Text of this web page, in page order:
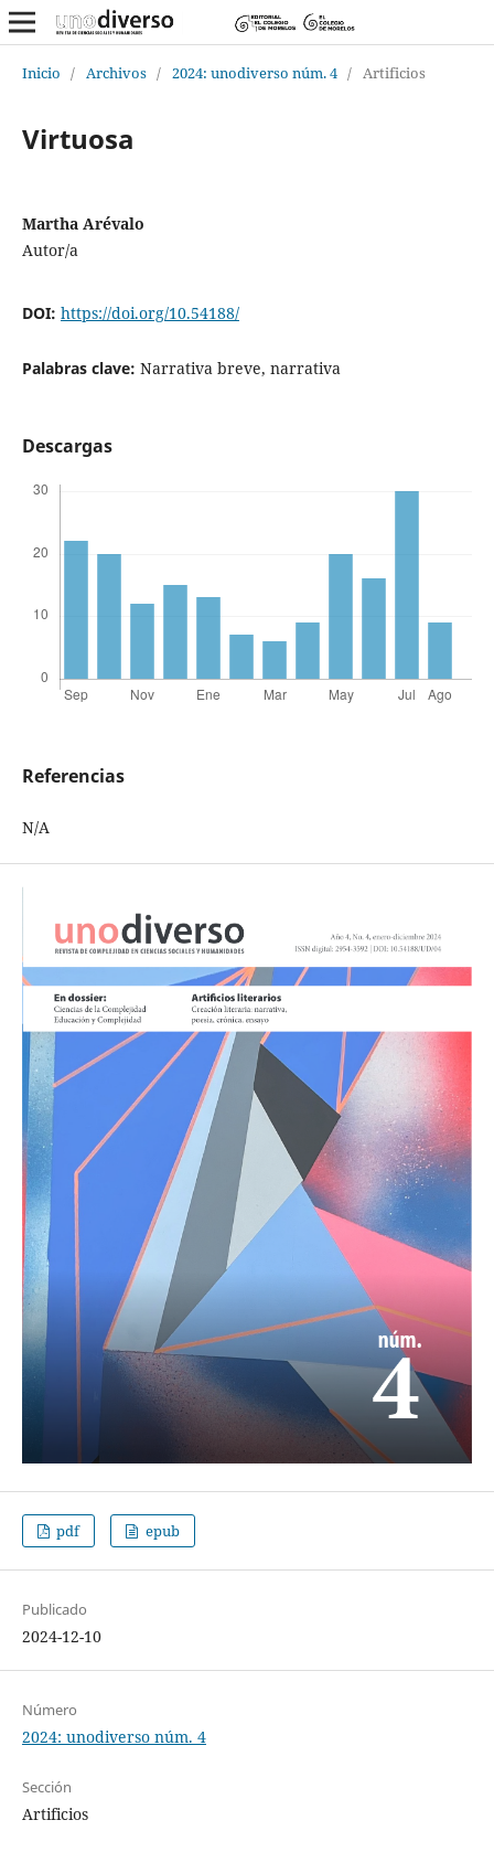
Inicio / Archivos / 2024: unodiverso núm. 4 / Artificios
Virtuosa
Martha Arévalo
Autor/a
DOI: https://doi.org/10.54188/
Palabras clave: Narrativa breve, narrativa
Descargas
Referencias
N/A
pdf epub
Publicado
2024-12-10
Número
2024: unodiverso núm. 4
Sección
Artificios